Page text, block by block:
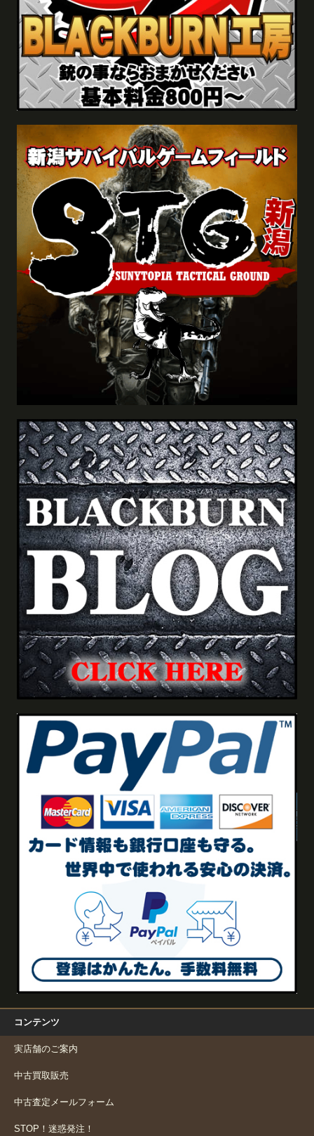
コンテンツ
実店舗のご案内
中古買取販売
中古査定メールフォーム
STOP！迷惑発注！